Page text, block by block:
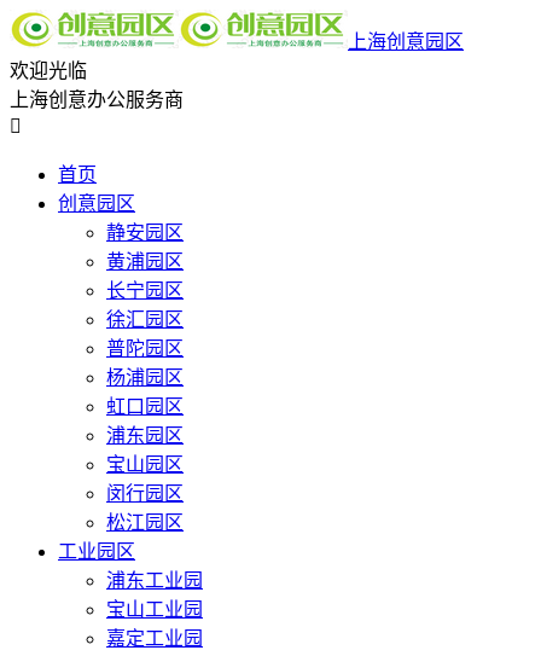
上海创意园区
欢迎光临
上海创意办公服务商

首页
创意园区
静安园区
黄浦园区
长宁园区
徐汇园区
普陀园区
杨浦园区
虹口园区
浦东园区
宝山园区
闵行园区
松江园区
工业园区
浦东工业园
宝山工业园
嘉定工业园